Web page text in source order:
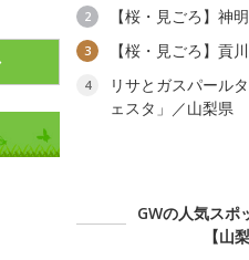
2 【桜・見ごろ】神
3 【桜・見ごろ】貢
4
リサとガスパール
ェスタ」／山梨県
GWの人気スポ
【山